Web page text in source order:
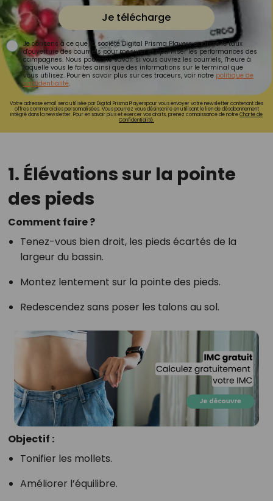
Je télécharge
Je consens à ce que la société Digital Prisma Players analyse le taux
d'ouverture des courriels pour mesurer et optimiser les performances des
campagnes. Nous pourrons savoir si vous ouvrez les courriels, l'heure à
laquelle vous le faites ainsi que des informations sur le terminal que
vous utilisez. Pour en savoir plus sur ces traceurs, voir notre politique de
confidentialité.
Votre adresse email sera utilisée par Digital Prisma Playerspour vous envoyer votre newsletter contenant des
offres commerciales personnalisées. Vous pourrez vous désinscrire en utilisant le lien de désabonnement
intégré dans la newsletter. Pour en savoir plus et exercer vos droits, prenez connaissance de notreCharte de
Confidentialité.
1. Élévations sur la pointe
des pieds
Comment faire ?
Tenez-vous bien droit, les pieds écartés de la
largeur du bassin.
Montez lentement sur la pointe des pieds.
Redescendez sans poser les talons au sol.
Objectif :
Tonifier les mollets.
Améliorer l’équilibre.